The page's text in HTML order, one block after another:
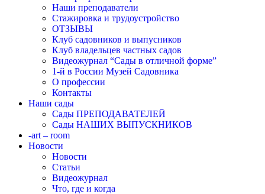
Наши преподаватели
Стажировка и трудоустройство
ОТЗЫВЫ
Клуб садовников и выпусников
Клуб владельцев частных садов
Видеожурнал “Сады в отличной форме”
1-й в России Музей Садовника
О профессии
Контакты
Наши сады
Сады ПРЕПОДАВАТЕЛЕЙ
Сады НАШИХ ВЫПУСКНИКОВ
-art – room
Новости
Новости
Статьи
Видеожурнал
Что, где и когда